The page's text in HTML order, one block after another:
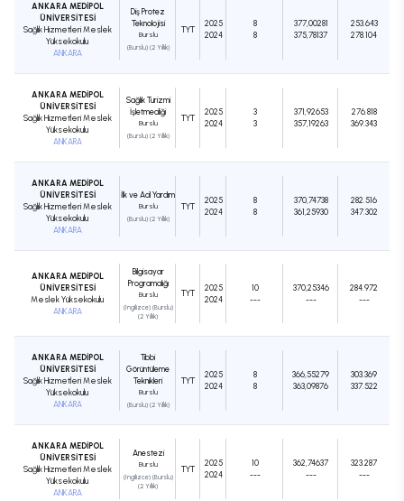
ANKARA MEDİPOL
ÜNİVERSİTESİ
Sağlık Hizmetleri Meslek
Yüksekokulu
ANKARA
Diş Protez
Teknolojisi
Burslu
(Burslu) (2 Yıllık)
TYT
2025
2024
8
8
377,00281
375,78137
253.643
278.104
ANKARA MEDİPOL
ÜNİVERSİTESİ
Sağlık Hizmetleri Meslek
Yüksekokulu
ANKARA
Sağlık Turizmi
İşletmeciliği
Burslu
(Burslu) (2 Yıllık)
TYT
2025
2024
3
3
371,92653
357,19263
276.818
369.343
ANKARA MEDİPOL
ÜNİVERSİTESİ
Sağlık Hizmetleri Meslek
Yüksekokulu
ANKARA
İlk ve Acil Yardım
Burslu
(Burslu) (2 Yıllık)
TYT
2025
2024
8
8
370,74738
361,25930
282.516
347.302
ANKARA MEDİPOL
ÜNİVERSİTESİ
Meslek Yüksekokulu
ANKARA
Bilgisayar
Programcılığı
Burslu
(İngilizce) (Burslu)
(2 Yıllık)
TYT
2025
2024
10
---
370,25346
---
284.972
---
ANKARA MEDİPOL
ÜNİVERSİTESİ
Sağlık Hizmetleri Meslek
Yüksekokulu
ANKARA
Tıbbi
Görüntüleme
Teknikleri
Burslu
(Burslu) (2 Yıllık)
TYT
2025
2024
8
8
366,55279
363,09876
303.369
337.522
ANKARA MEDİPOL
ÜNİVERSİTESİ
Sağlık Hizmetleri Meslek
Yüksekokulu
ANKARA
Anestezi
Burslu
(İngilizce) (Burslu)
(2 Yıllık)
TYT
2025
2024
10
---
362,74637
---
323.287
---